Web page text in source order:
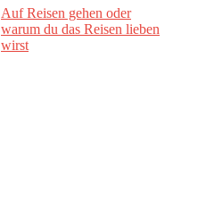
Auf Reisen gehen oder
warum du das Reisen lieben
wirst